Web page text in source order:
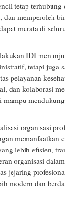
tetap terhubung
dan memperoleh
merata di
IDI
tetapi juga
pelayanan
dan kolaborasi
mampu mendukung
organisasi
memanfaatkan
lebih efisien,
organisasi dalam
jejaring
modern dan